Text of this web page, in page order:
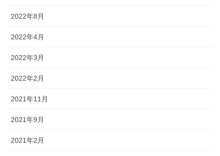
2022年8月
2022年4月
2022年3月
2022年2月
2021年11月
2021年9月
2021年2月